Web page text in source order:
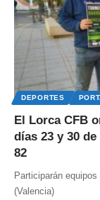
DEPORTES
El Lorca CFB
días 23 y 30
82
Participarán
(Valencia)